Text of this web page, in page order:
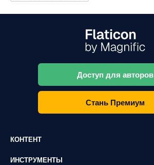
Доступ для авторов
Стань Премиум
КОНТЕНТ
ИНСТРУМЕНТЫ